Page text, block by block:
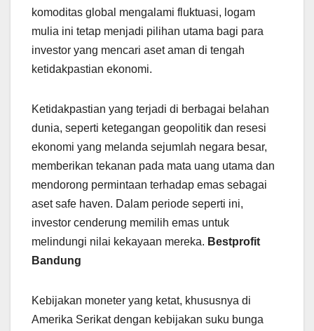
komoditas global mengalami fluktuasi, logam
mulia ini tetap menjadi pilihan utama bagi para
investor yang mencari aset aman di tengah
ketidakpastian ekonomi.
Ketidakpastian yang terjadi di berbagai belahan
dunia, seperti ketegangan geopolitik dan resesi
ekonomi yang melanda sejumlah negara besar,
memberikan tekanan pada mata uang utama dan
mendorong permintaan terhadap emas sebagai
aset safe haven. Dalam periode seperti ini,
investor cenderung memilih emas untuk
melindungi nilai kekayaan mereka. Bestprofit
Bandung
Kebijakan moneter yang ketat, khususnya di
Amerika Serikat dengan kebijakan suku bunga